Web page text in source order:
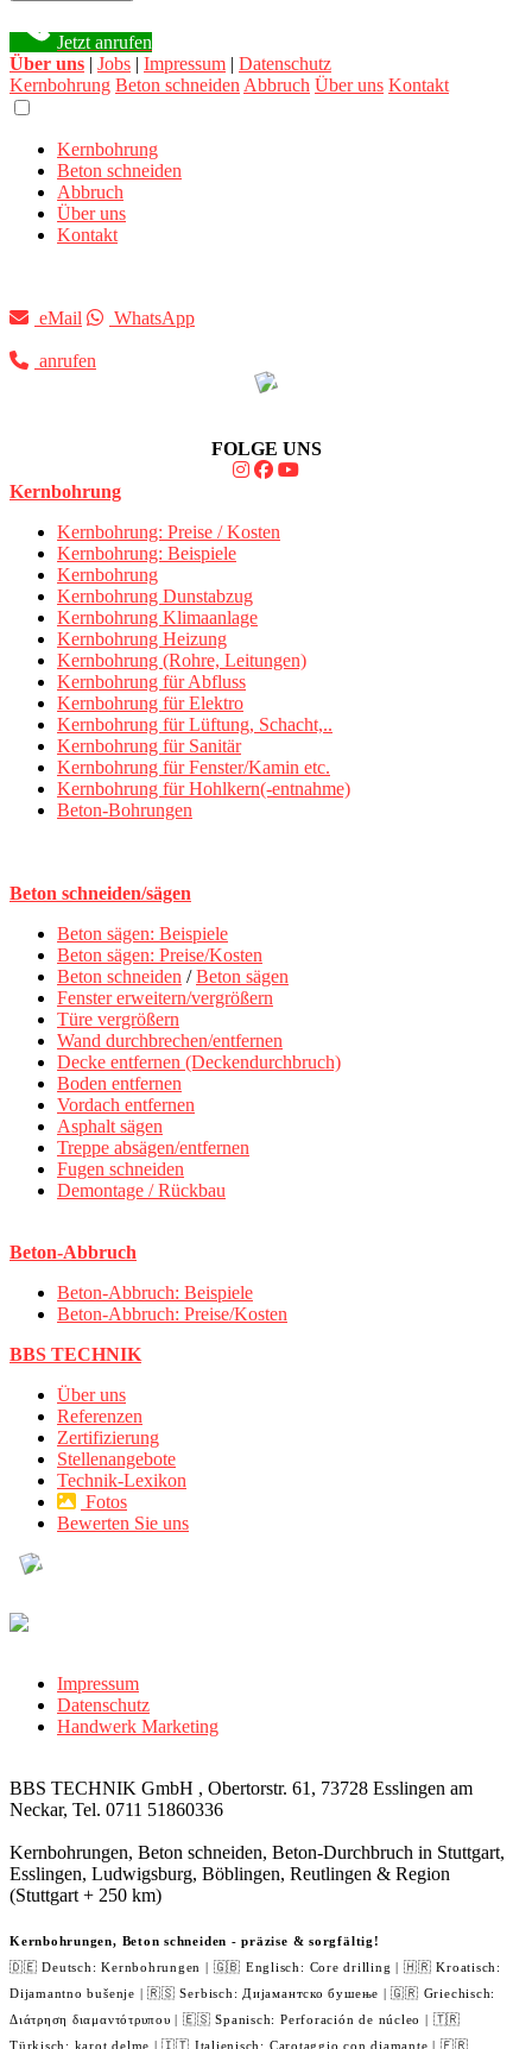
Jetzt anrufen
Über uns | Jobs | Impressum | Datenschutz
Kernbohrung Beton schneiden Abbruch Über uns Kontakt
Kernbohrung
Beton schneiden
Abbruch
Über uns
Kontakt
eMail WhatsApp
anrufen
FOLGE UNS
Kernbohrung
Kernbohrung: Preise / Kosten
Kernbohrung: Beispiele
Kernbohrung
Kernbohrung Dunstabzug
Kernbohrung Klimaanlage
Kernbohrung Heizung
Kernbohrung (Rohre, Leitungen)
Kernbohrung für Abfluss
Kernbohrung für Elektro
Kernbohrung für Lüftung, Schacht,..
Kernbohrung für Sanitär
Kernbohrung für Fenster/Kamin etc.
Kernbohrung für Hohlkern(-entnahme)
Beton-Bohrungen
Beton schneiden/sägen
Beton sägen: Beispiele
Beton sägen: Preise/Kosten
Beton schneiden /Beton sägen
Fenster erweitern/vergrößern
Türe vergrößern
Wand durchbrechen/entfernen
Decke entfernen (Deckendurchbruch)
Boden entfernen
Vordach entfernen
Asphalt sägen
Treppe absägen/entfernen
Fugen schneiden
Demontage / Rückbau
Beton-Abbruch
Beton-Abbruch: Beispiele
Beton-Abbruch: Preise/Kosten
BBS TECHNIK
Über uns
Referenzen
Zertifizierung
Stellenangebote
Technik-Lexikon
Fotos
Bewerten Sie uns
Impressum
Datenschutz
Handwerk Marketing
BBS TECHNIK GmbH , Obertorstr. 61, 73728 Esslingen am
Neckar, Tel. 0711 51860336
Kernbohrungen, Beton schneiden, Beton-Durchbruch in Stuttgart,
Esslingen, Ludwigsburg, Böblingen, Reutlingen & Region
(Stuttgart + 250 km)
Kernbohrungen, Beton schneiden - präzise & sorgfältig!
🇩🇪 Deutsch: Kernbohrungen | 🇬🇧 Englisch: Core drilling | 🇭🇷 Kroatisch:
Dijamantno bušenje | 🇷🇸 Serbisch: Дијамантско бушење | 🇬🇷 Griechisch:
Διάτρηση διαμαντότρυπου | 🇪🇸 Spanisch: Perforación de núcleo | 🇹🇷
Türkisch: karot delme | 🇮🇹 Italienisch: Carotaggio con diamante | 🇫🇷